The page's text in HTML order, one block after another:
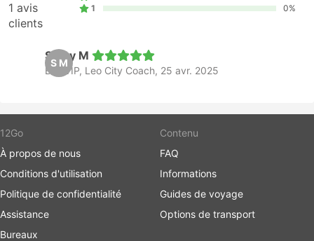
S M
Stany M
Bus VIP, Leo City Coach, 25 avr. 2025
1 avis
clients
1
0%
12Go
À propos de nous
Conditions d'utilisation
Politique de confidentialité
Assistance
Bureaux
Contenu
FAQ
Informations
Guides de voyage
Options de transport